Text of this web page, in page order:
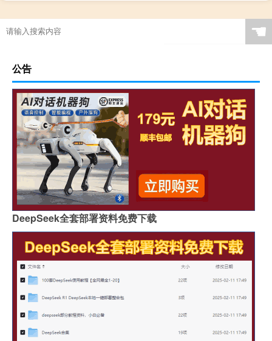
☚
公告
DeepSeek全套部署资料免费下载